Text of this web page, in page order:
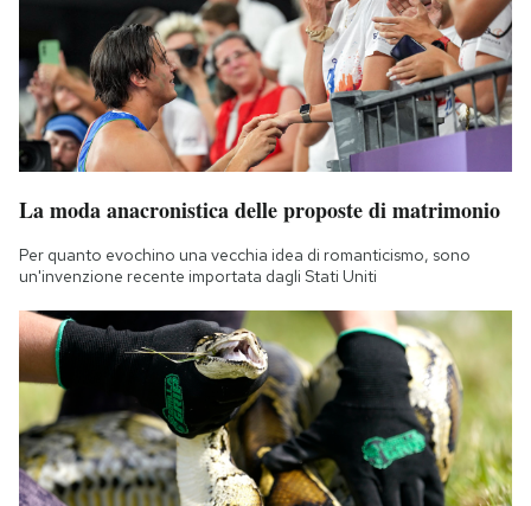
La moda anacronistica delle proposte di matrimonio
Per quanto evochino una vecchia idea di romanticismo, sono
un'invenzione recente importata dagli Stati Uniti